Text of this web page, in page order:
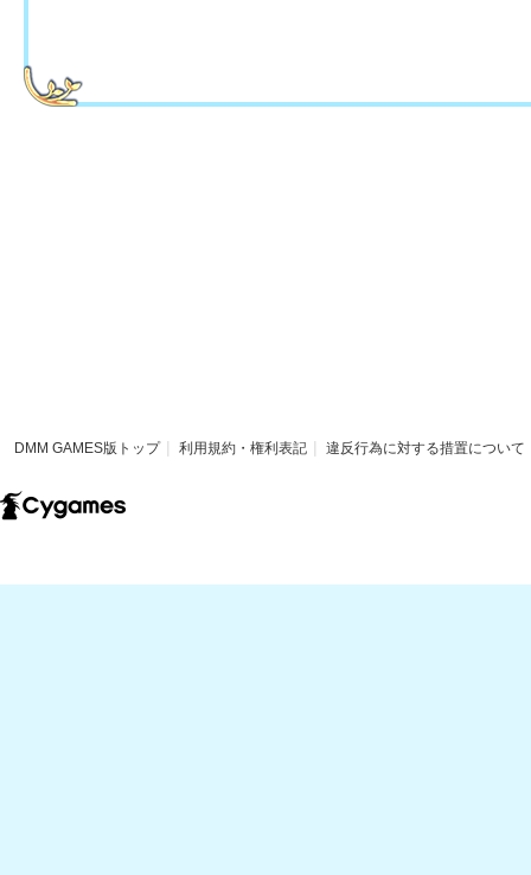
DMM GAMES版トップ 利用規約・権利表記 違反行為に対する措置について